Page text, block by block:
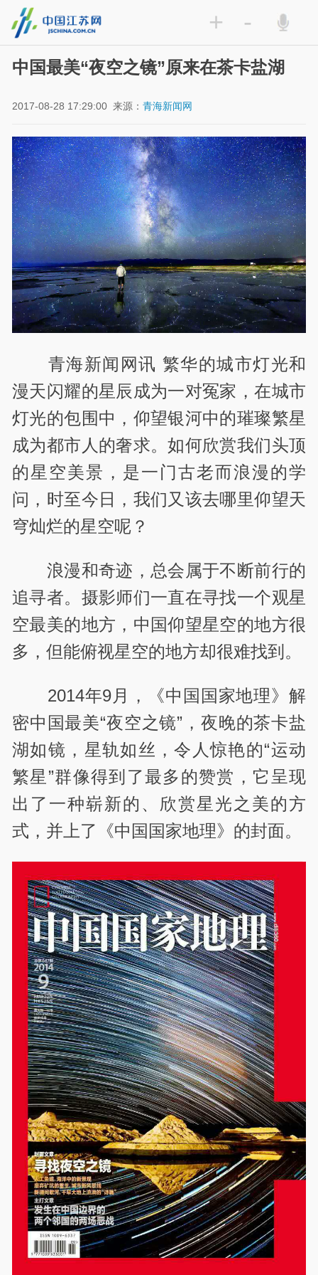
+ -
中国最美“夜空之镜”原来在茶卡盐湖
2017-08-28 17:29:00 来源：青海新闻网
青海新闻网讯 繁华的城市灯光和
漫天闪耀的星辰成为一对冤家，在城市
灯光的包围中，仰望银河中的璀璨繁星
成为都市人的奢求。如何欣赏我们头顶
的星空美景，是一门古老而浪漫的学
问，时至今日，我们又该去哪里仰望天
穹灿烂的星空呢？
浪漫和奇迹，总会属于不断前行的
追寻者。摄影师们一直在寻找一个观星
空最美的地方，中国仰望星空的地方很
多，但能俯视星空的地方却很难找到。
2014年9月，《中国国家地理》解
密中国最美“夜空之镜”，夜晚的茶卡盐
湖如镜，星轨如丝，令人惊艳的“运动
繁星”群像得到了最多的赞赏，它呈现
出了一种崭新的、欣赏星光之美的方
式，并上了《中国国家地理》的封面。